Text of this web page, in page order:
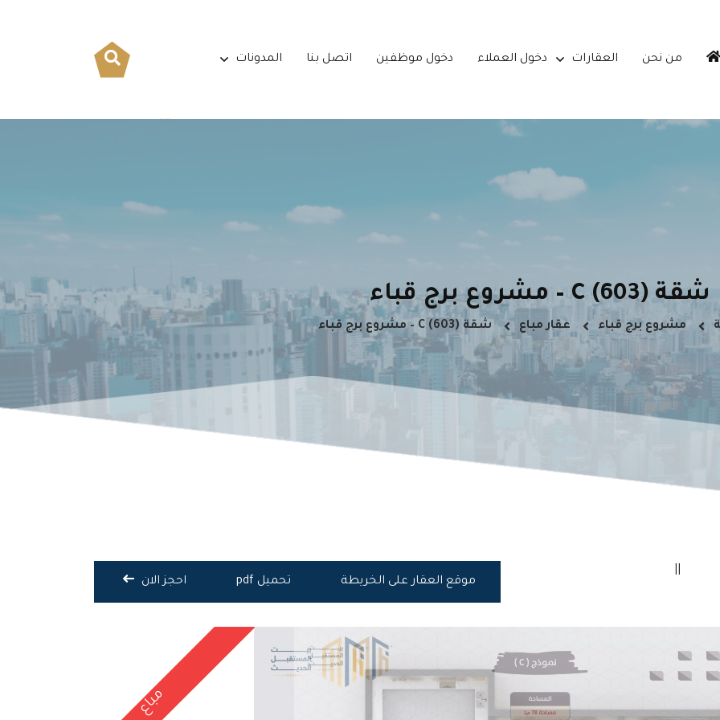
من نحن العقارات دخول العملاء دخول موظفين اتصل بنا المدونات
شقة C (603) – مشروع برج قباء
مشروع برج قباء عقار مباع شقة C (603) – مشروع برج قباء
احجز الان
تحميل pdf
موقع العقار على الخريطة
مباع